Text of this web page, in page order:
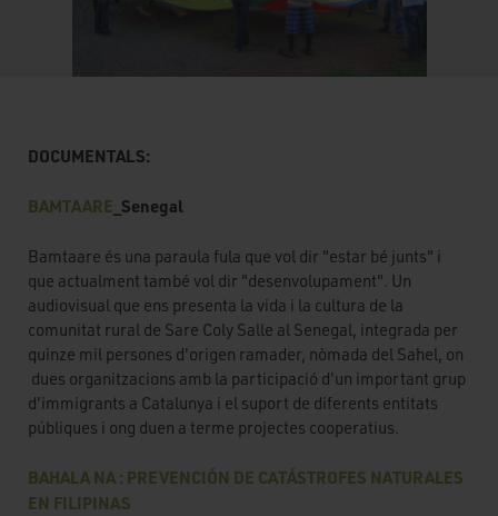
DOCUMENTALS:
BAMTAARE _Senegal
Bamtaare és una paraula fula que vol dir "estar bé junts" i
que actualment també vol dir "desenvolupament". Un
audiovisual que ens presenta la vida i la cultura de la
comunitat rural de Sare Coly Salle al Senegal, integrada per
quinze mil persones d'origen ramader, nòmada del Sahel, on
dues organitzacions amb la participació d'un important grup
d'immigrants a Catalunya i el suport de diferents entitats
públiques i ong duen a terme projectes cooperatius.
BAHALA NA : PREVENCIÓN DE CATÁSTROFES NATURALES
EN FILIPINAS